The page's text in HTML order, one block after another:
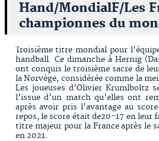
Hand/MondialF/Les
championnes du
Troisième titre mondial pour
handball. Ce dimanche à Hernig
ont conquis le troisième sacre de
la Norvège, considérée comme la
Les joueuses d'Olivier Krumlboltz
l'issue d'un match qu'elles ont
après avoir pris l'avantage au
repos, le score était de20-17 en leur
titre majeur pour la France après le
en 2021.